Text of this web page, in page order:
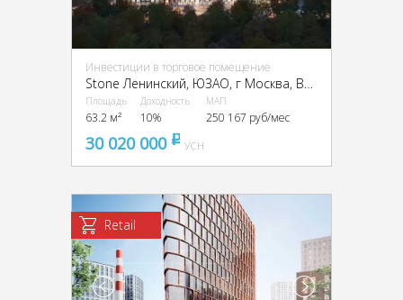
Инвестиции в торговое помещение
Площадь
63.2 м²
Доходность
10%
МАП
250 167 руб/мес
30 020 000 pуб
УСН
Retail